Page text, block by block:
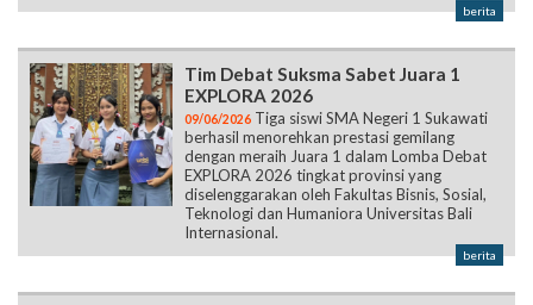
berita
Tim Debat Suksma Sabet Juara 1
EXPLORA 2026
09/06/2026 Tiga siswi SMA Negeri 1 Sukawati
berhasil menorehkan prestasi gemilang
dengan meraih Juara 1 dalam Lomba Debat
EXPLORA 2026 tingkat provinsi yang
diselenggarakan oleh Fakultas Bisnis, Sosial,
Teknologi dan Humaniora Universitas Bali
Internasional.
berita